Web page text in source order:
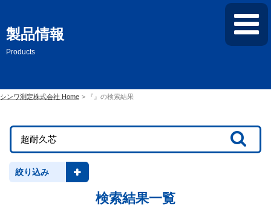
製品情報
Products
シンワ測定株式会社 Home 『』の検索結果
絞り込み
検索結果一覧